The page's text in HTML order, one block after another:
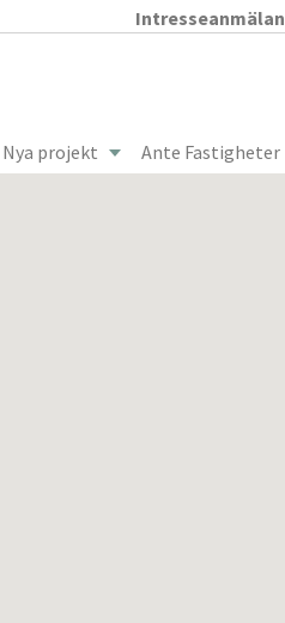
Intresseanmälan
Nya projekt Ante Fastigheter